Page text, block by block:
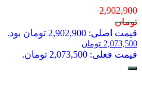
2,902,900
تومان
قیمت اصلی: 2,902,900 تومان بود.
2,073,500 تومان
قیمت فعلی: 2,073,500 تومان.